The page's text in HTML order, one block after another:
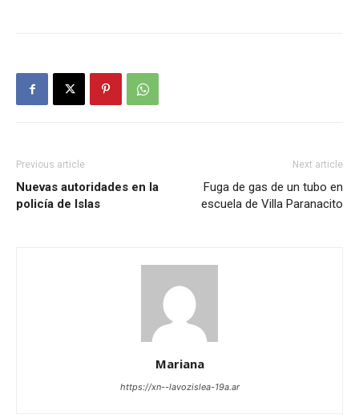
Previous article
Nuevas autoridades en la
policía de Islas
Next article
Fuga de gas de un tubo en
escuela de Villa Paranacito
Mariana
https://xn--lavozislea-19a.ar